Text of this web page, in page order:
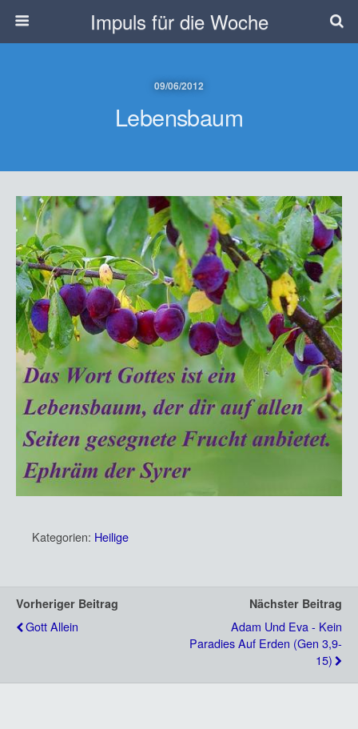
Impuls für die Woche
09/06/2012
Lebensbaum
Kategorien: Heilige
Vorheriger Beitrag
Gott Allein
Nächster Beitrag
Adam Und Eva - Kein
Paradies Auf Erden (Gen 3,9-
15)